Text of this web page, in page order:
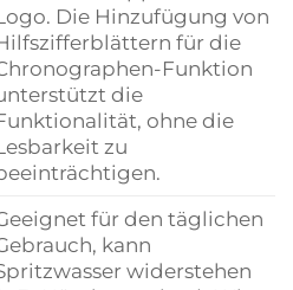
Die Hinzufügung von
für die
Funktion
die
ohne die
zu
für den täglichen
kann
widerstehen